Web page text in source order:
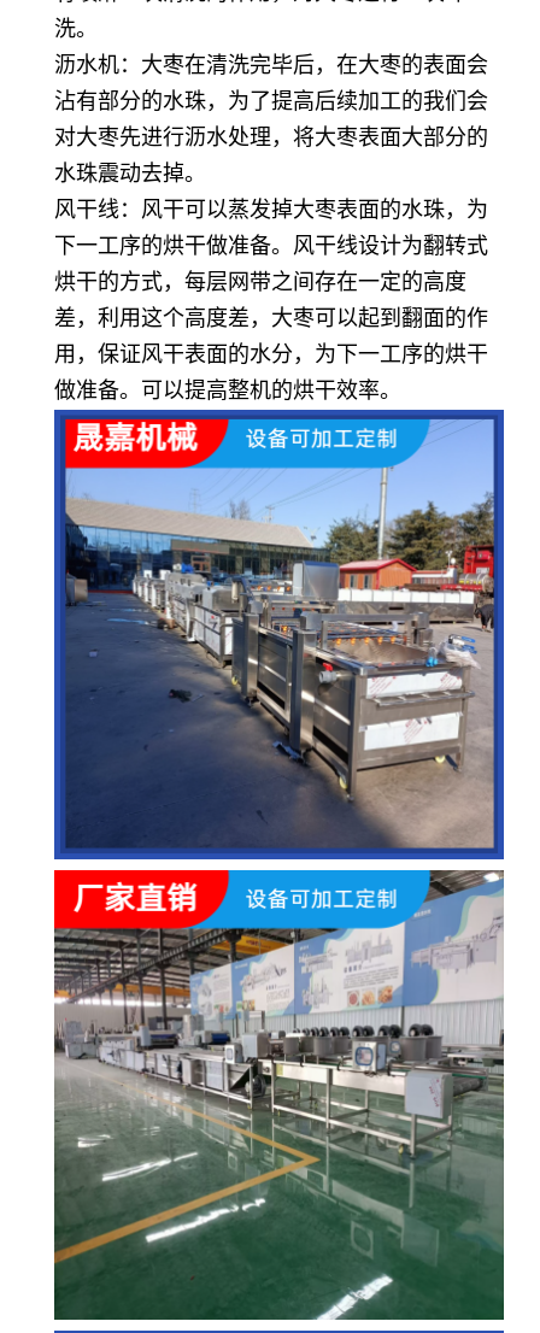
洗。
沥水机：大枣在清洗完毕后，在大枣的表面会
沾有部分的水珠，为了提高后续加工的我们会
对大枣先进行沥水处理，将大枣表面大部分的
水珠震动去掉。
风干线：风干可以蒸发掉大枣表面的水珠，为
下一工序的烘干做准备。风干线设计为翻转式
烘干的方式，每层网带之间存在一定的高度
差，利用这个高度差，大枣可以起到翻面的作
用，保证风干表面的水分，为下一工序的烘干
做准备。可以提高整机的烘干效率。